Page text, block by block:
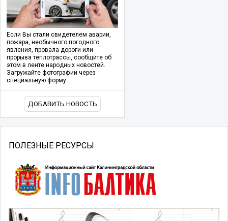
Если Вы стали свидетелем аварии,
пожара, необычного погодного
явления, провала дороги или
прорыва теплотрассы, сообщите об
этом в ленте народных новостей.
Загружайте фотографии через
специальную форму.
ДОБАВИТЬ НОВОСТЬ
ПОЛЕЗНЫЕ РЕСУРСЫ